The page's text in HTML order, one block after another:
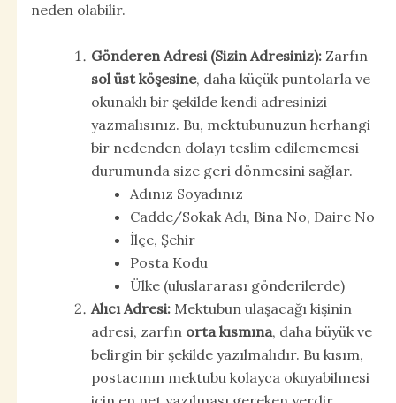
neden olabilir.
Gönderen Adresi (Sizin Adresiniz):Zarfın
sol üst köşesine, daha küçük puntolarla ve
okunaklı bir şekilde kendi adresinizi
yazmalısınız. Bu, mektubunuzun herhangi
bir nedenden dolayı teslim edilememesi
durumunda size geri dönmesini sağlar.
Adınız Soyadınız
Cadde/Sokak Adı, Bina No, Daire No
İlçe, Şehir
Posta Kodu
Ülke (uluslararası gönderilerde)
Alıcı Adresi:Mektubun ulaşacağı kişinin
adresi, zarfın orta kısmına, daha büyük ve
belirgin bir şekilde yazılmalıdır. Bu kısım,
postacının mektubu kolayca okuyabilmesi